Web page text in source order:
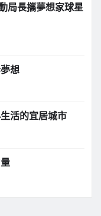
局長攜夢想家球星
想
活的宜居城市